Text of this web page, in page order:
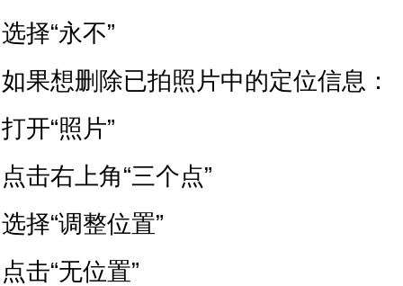
选择“永不”
如果想删除已拍照片中的定位信息：
打开“照片”
点击右上角“三个点”
选择“调整位置”
点击“无位置”